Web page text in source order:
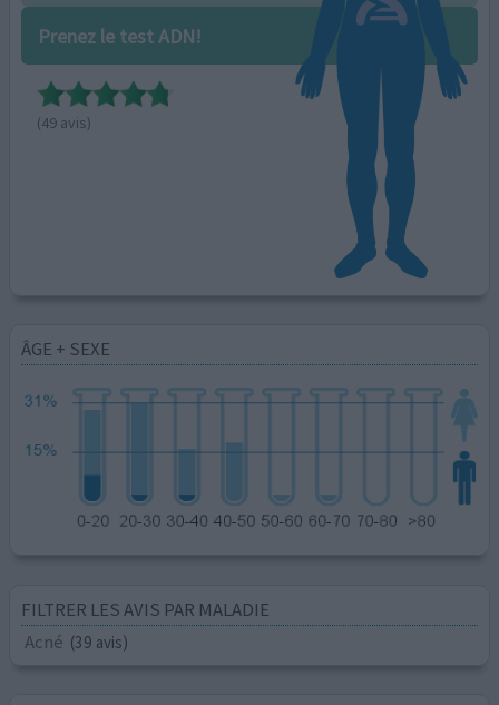
Prenez le test ADN!
(49 avis)
ÂGE + SEXE
FILTRER LES AVIS PAR MALADIE
Acné (39 avis)